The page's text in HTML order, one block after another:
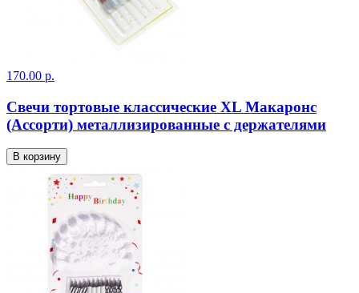
170.00 р.
Свечи тортовые классические XL Макаронс
(Ассорти) металлизированные с держателями
В корзину